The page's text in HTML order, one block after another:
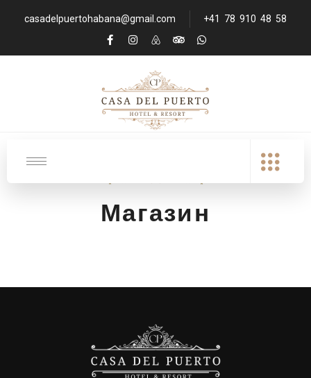
casadelpuertohabana@gmail.com +41 78 910 48 58
Магазин